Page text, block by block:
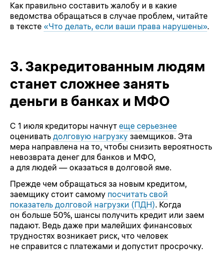
Как правильно составить жалобу и в какие
ведомства обращаться в случае проблем, читайте
в тексте «Что делать, если ваши права нарушены».
3. Закредитованным людям
станет сложнее занять
деньги в банках и МФО
С 1 июля кредиторы начнут еще серьезнее
оценивать долговую нагрузку заемщиков. Эта
мера направлена на то, чтобы снизить вероятность
невозврата денег для банков и МФО,
а для людей — оказаться в долговой яме.
Прежде чем обращаться за новым кредитом,
заемщику стоит самому посчитать свой
показатель долговой нагрузки (ПДН). Когда
он больше 50%, шансы получить кредит или заем
падают. Ведь даже при малейших финансовых
трудностях возникает риск, что человек
не справится с платежами и допустит просрочку.